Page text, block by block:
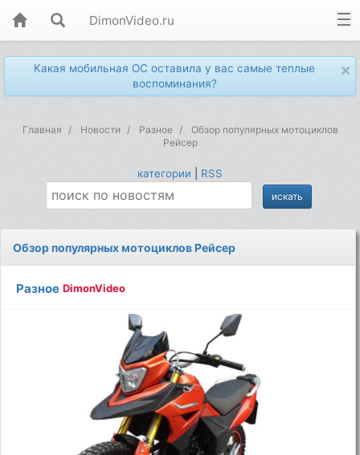
DimonVideo.ru
×
Какая мобильная ОС оставила у вас самые теплые
воспоминания?
Главная Новости Разное
Обзор популярных мотоциклов
Рейсер
категории RSS
Обзор популярных мотоциклов Рейсер
Разное DimonVideo